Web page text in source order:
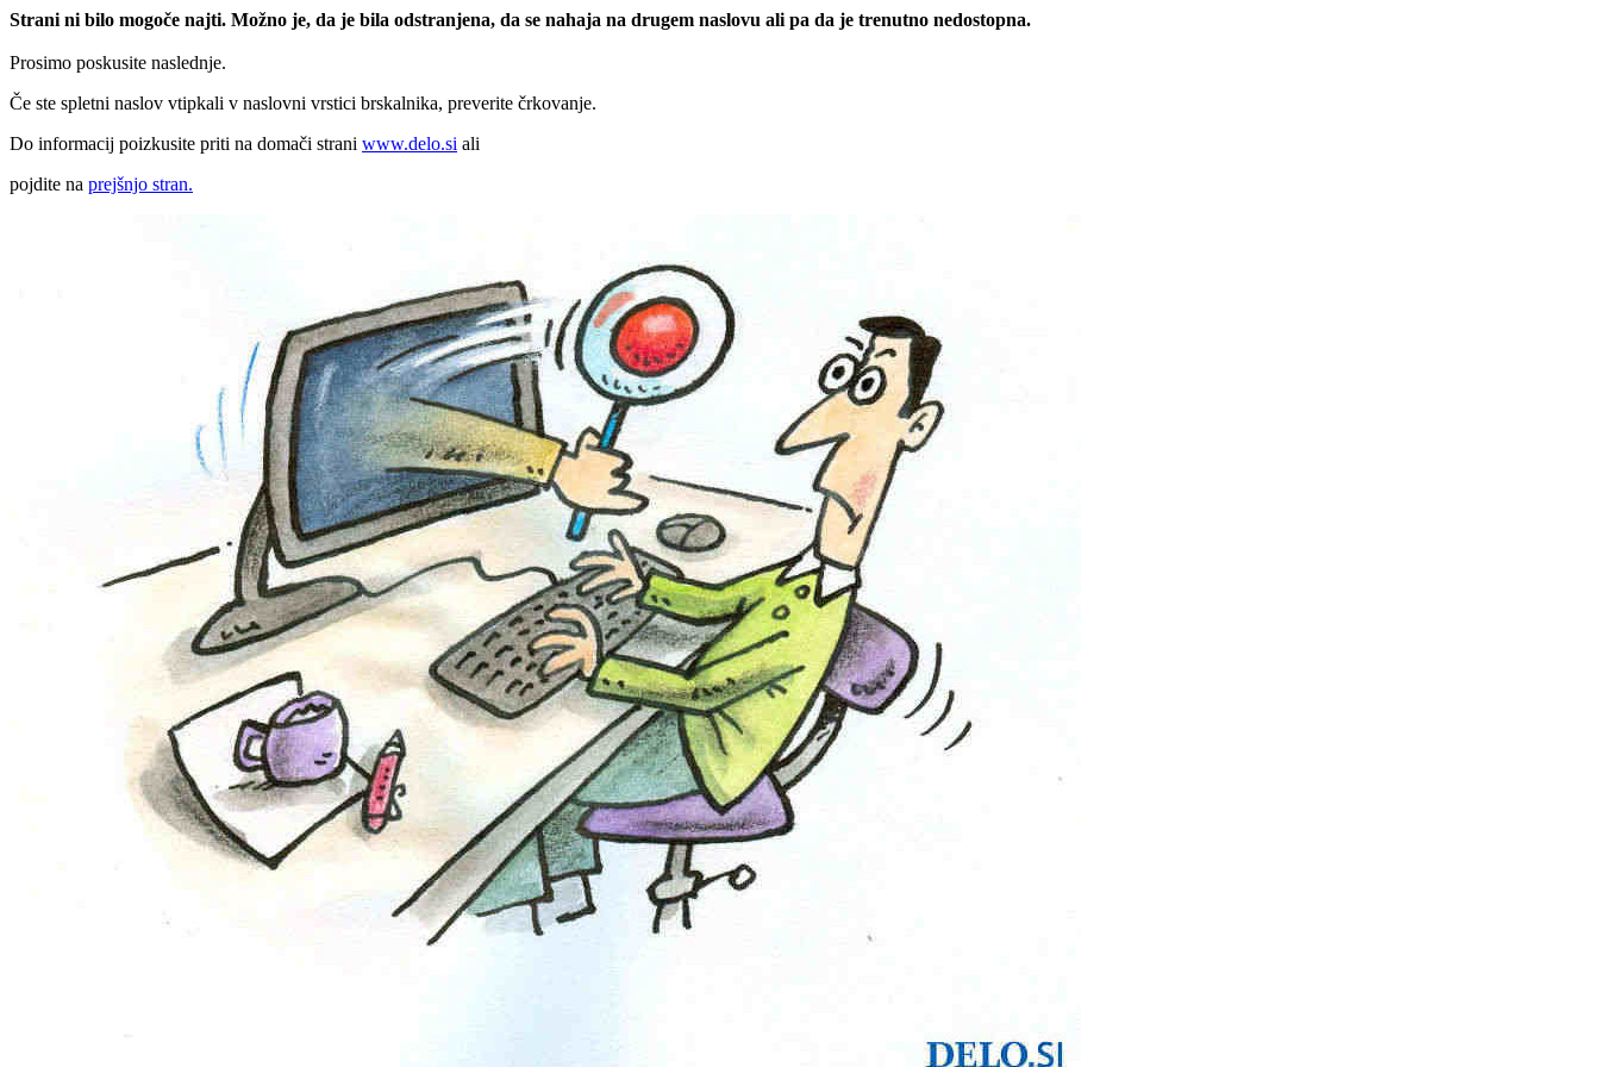
Strani ni bilo mogoče najti. Možno je, da je bila odstranjena, da se nahaja na drugem naslovu ali pa da je trenutno nedostopna.
Prosimo poskusite naslednje.
Če ste spletni naslov vtipkali v naslovni vrstici brskalnika, preverite črkovanje.
Do informacij poizkusite priti na domači strani www.delo.si ali
pojdite na prejšnjo stran.